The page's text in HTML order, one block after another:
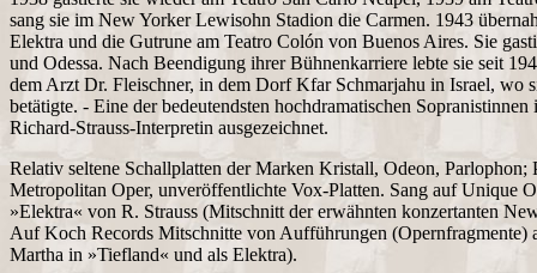
sang sie im New Yorker Lewisohn Stadion die Carmen. 1943
Elektra und die Gutrune am Teatro Colón von Buenos Aires. Sie
und Odessa. Nach Beendigung ihrer Bühnenkarriere lebte sie seit
dem Arzt Dr. Fleischner, in dem Dorf Kfar Schmarjahu in Israel, wo
betätigte. - Eine der bedeutendsten hochdramatischen
Richard-Strauss-Interpretin ausgezeichnet.
Relativ seltene Schallplatten der Marken Kristall, Odeon, Parlophon;
Metropolitan Oper, unveröffentlichte Vox-Platten. Sang auf Unique
»Elektra« von R. Strauss (Mitschnitt der erwähnten konzertanten
Auf Koch Records Mitschnitte von Aufführungen (Opernfragmente)
Martha in »Tiefland« und als Elektra).